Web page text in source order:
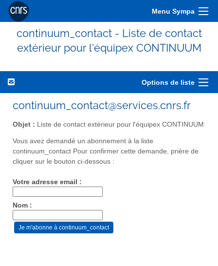
Menu Sympa
continuum_contact - Liste de contact
extérieur pour l'équipex CONTINUUM
Options de liste
continuum_contact@services.cnrs.fr
Objet : Liste de contact extérieur pour l'équipex CONTINUUM
Vous avez demandé un abonnement à la liste
continuum_contact Pour confirmer cette demande, prière de
cliquer sur le bouton ci-dessous :
Votre adresse email :
Nom :